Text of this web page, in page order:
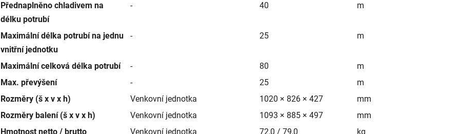
Přednaplněno chladivem na
délku potrubí
- 40 m
Maximální délka potrubí na jednu
vnitřní jednotku
- 25 m
Maximální celková délka potrubí - 80
m
Max. převýšení
- 25
m
Rozměry (š x v x h)
Venkovní jednotka 1020 × 826 × 427
mm
Rozměry balení (š x v x h)
Venkovní jednotka 1093 × 885 × 497
mm
Hmotnost netto / brutto
Venkovní jednotka 72,0 / 79,0 kg